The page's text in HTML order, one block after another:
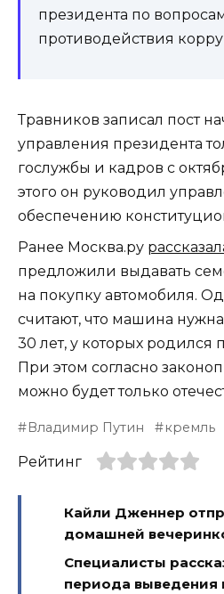
президента по
противодействия
Травников записал пост
управления президента
гослужбы и кадров с
этого он руководил
обеспечению
Ранее Москва.ру
предложили выдавать
на покупку автомобиля.
считают, что машина
30 лет, у которых родился
При этом согласно
можно будет только
Владимир Путин кремль
Рейтинг
Кайли Дженнер
домашней
Специалисты
периода выведения